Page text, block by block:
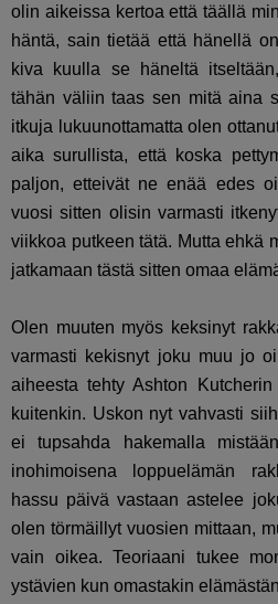
olin aikeissa kertoa että täällä
häntä, sain tietää että hänellä
kiva kuulla se häneltä
tähän väliin taas sen mitä aina
itkuja lukuunottamatta olen
aika surullista, että koska
paljon, etteivät ne enää edes
vuosi sitten olisin varmasti
viikkoa putkeen tätä. Mutta ehkä
jatkamaan tästä sitten omaa
Olen muuten myös keksinyt
varmasti kekisnyt joku muu jo
aiheesta tehty Ashton Kutcherin
kuitenkin. Uskon nyt vahvasti
ei tupsahda hakemalla
inohimoisena loppuelämän
hassu päivä vastaan astelee
olen törmäillyt vuosien mittaan,
vain oikea. Teoriaani tukee
ystävien kun omastakin